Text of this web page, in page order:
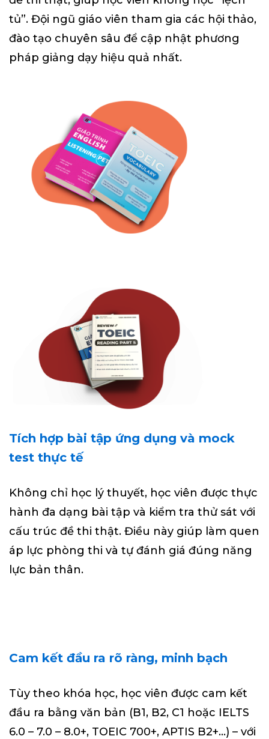
tủ”. Đội ngũ giáo viên tham gia các hội thảo,
đào tạo chuyên sâu để cập nhật phương
pháp giảng dạy hiệu quả nhất.
Tích hợp bài tập ứng dụng và mock
test thực tế
Không chỉ học lý thuyết, học viên được thực
hành đa dạng bài tập và kiểm tra thử sát với
cấu trúc đề thi thật. Điều này giúp làm quen
áp lực phòng thi và tự đánh giá đúng năng
lực bản thân.
Cam kết đầu ra rõ ràng, minh bạch
Tùy theo khóa học, học viên được cam kết
đầu ra bằng văn bản (B1, B2, C1 hoặc IELTS
6.0 – 7.0 – 8.0+, TOEIC 700+, APTIS B2+…) – với